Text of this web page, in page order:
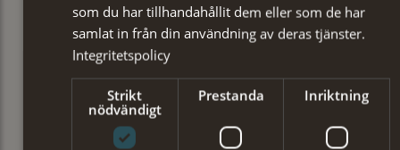
som du har tillhandahållit dem eller som de har
samlat in från din användning av deras tjänster.
Integritetspolicy
Strikt
nödvändigt
Prestanda Inriktning